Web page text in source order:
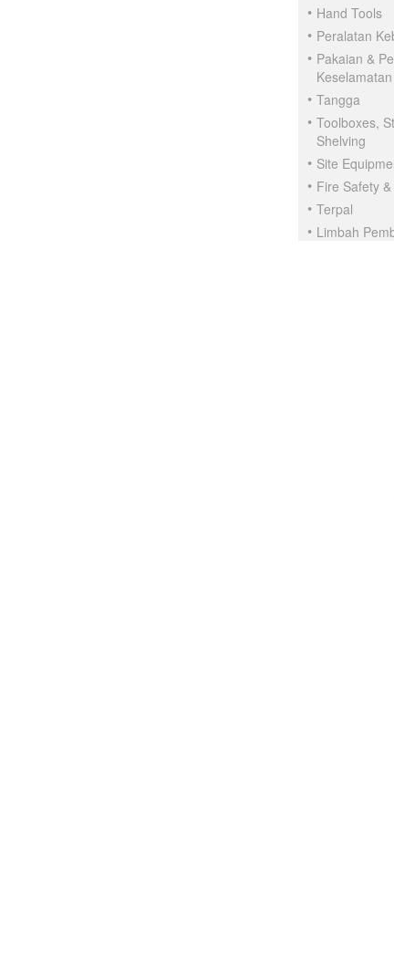
Hand Tools
Peralatan
Pakaian &
Keselamatan
Tangga
Toolboxes,
Shelving
Site
Fire Safety
Terpal
Limbah